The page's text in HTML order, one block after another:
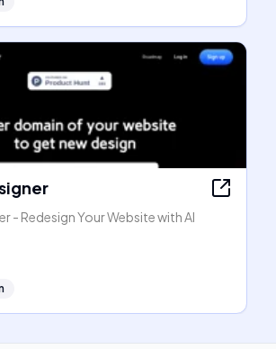
- Redesign Your Website with AI